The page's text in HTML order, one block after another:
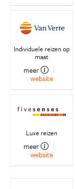
Individuele reizen op
maat
meer
website
Luxe reizen
meer
website